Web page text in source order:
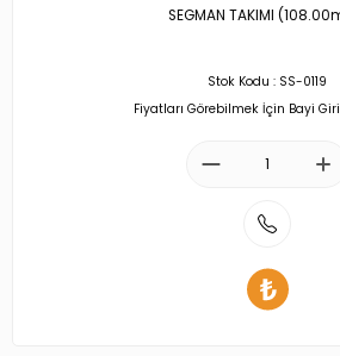
SEGMAN TAKIMI
Stok Kodu : SS-0119
Fiyatları Görebilmek İçin Bayi